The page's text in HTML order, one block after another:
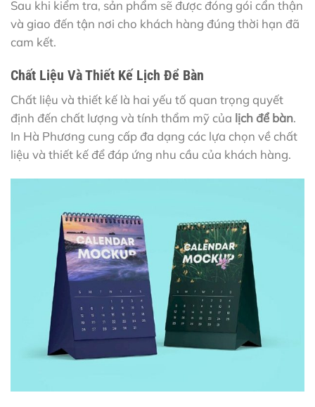
Sau khi kiểm tra, sản phẩm sẽ được đóng gói cẩn thận
và giao đến tận nơi cho khách hàng đúng thời hạn đã
cam kết.
Chất Liệu Và Thiết Kế Lịch Để Bàn
Chất liệu và thiết kế là hai yếu tố quan trọng quyết
định đến chất lượng và tính thẩm mỹ của lịch để bàn.
In Hà Phương cung cấp đa dạng các lựa chọn về chất
liệu và thiết kế để đáp ứng nhu cầu của khách hàng.